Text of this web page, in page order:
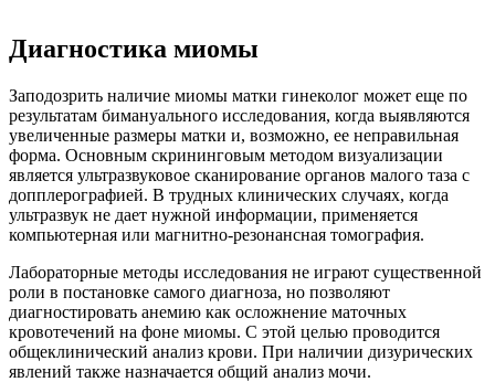
Диагностика миомы
Заподозрить наличие миомы матки гинеколог может еще по
результатам бимануального исследования, когда выявляются
увеличенные размеры матки и, возможно, ее неправильная
форма. Основным скрининговым методом визуализации
является ультразвуковое сканирование органов малого таза с
допплерографией. В трудных клинических случаях, когда
ультразвук не дает нужной информации, применяется
компьютерная или магнитно-резонансная томография.
Лабораторные методы исследования не играют существенной
роли в постановке самого диагноза, но позволяют
диагностировать анемию как осложнение маточных
кровотечений на фоне миомы. С этой целью проводится
общеклинический анализ крови. При наличии дизурических
явлений также назначается общий анализ мочи.